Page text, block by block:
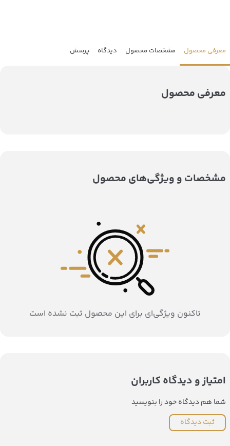
معرفی محصول مشخصات محصول دیدگاه پرسش
معرفی محصول
مشخصات و ویژگی‌های محصول
تاکنون ویژگی‌ای برای این محصول ثبت نشده است
امتیاز و دیدگاه کاربران
شما هم دیدگاه خود را بنویسید
ثبت دیدگاه